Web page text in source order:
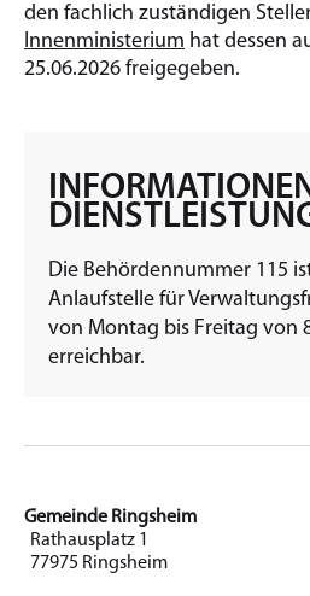
den fachlich zuständigen
Innenministerium hat dessen
25.06.2026 freigegeben.
Die Behördennummer 115
Anlaufstelle für
von Montag bis Freitag von
erreichbar.
Gemeinde Ringsheim
Rathausplatz 1
77975 Ringsheim